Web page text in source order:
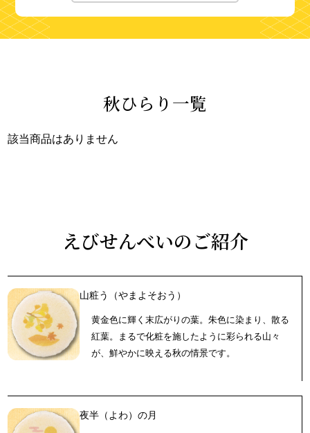
秋ひらり一覧
該当商品はありません
えびせんべいのご紹介
山粧う（やまよそおう）
黄金色に輝く末広がりの葉。朱色に染まり、散る
紅葉。まるで化粧を施したように彩られる山々
が、鮮やかに映える秋の情景です。
夜半（よわ）の月